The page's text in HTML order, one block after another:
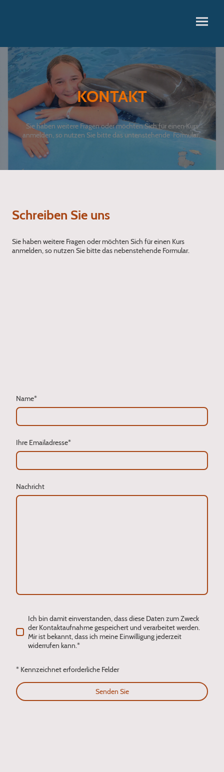
KONTAKT
Sie haben weitere Fragen oder möchten Sich für einen Kurs
anmelden, so nutzen Sie bitte das untenstehende Formular.
Schreiben Sie uns
Sie haben weitere Fragen oder möchten Sich für einen Kurs
anmelden, so nutzen Sie bitte das nebenstehende Formular.
Name*
Ihre Emailadresse*
Nachricht
Ich bin damit einverstanden, dass diese Daten zum Zweck
der Kontaktaufnahme gespeichert und verarbeitet werden.
Mir ist bekannt, dass ich meine Einwilligung jederzeit
widerrufen kann.*
* Kennzeichnet erforderliche Felder
Senden Sie